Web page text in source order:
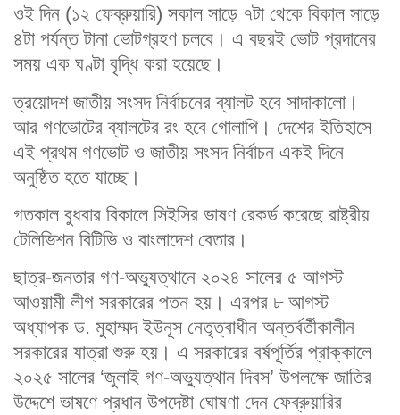
ওই দিন (১২ ফেব্রুয়ারি) সকাল সাড়ে ৭টা থেকে বিকাল সাড়ে
৪টা পর্যন্ত টানা ভোটগ্রহণ চলবে। এ বছরই ভোট প্রদানের
সময় এক ঘণ্টা বৃদ্ধি করা হয়েছে।
ত্রয়োদশ জাতীয় সংসদ নির্বাচনের ব্যালট হবে সাদাকালো।
আর গণভোটের ব্যালটের রং হবে গোলাপি। দেশের ইতিহাসে
এই প্রথম গণভোট ও জাতীয় সংসদ নির্বাচন একই দিনে
অনুষ্ঠিত হতে যাচ্ছে।
গতকাল বুধবার বিকালে সিইসির ভাষণ রেকর্ড করেছে রাষ্ট্রীয়
টেলিভিশন বিটিভি ও বাংলাদেশ বেতার।
ছাত্র-জনতার গণ-অভ্যুত্থানে ২০২৪ সালের ৫ আগস্ট
আওয়ামী লীগ সরকারের পতন হয়। এরপর ৮ আগস্ট
অধ্যাপক ড. মুহাম্মদ ইউনূস নেতৃত্বাধীন অন্তর্বর্তীকালীন
সরকারের যাত্রা শুরু হয়। এ সরকারের বর্ষপূর্তির প্রাক্কালে
২০২৫ সালের ‘জুলাই গণ-অভ্যুত্থান দিবস’ উপলক্ষে জাতির
উদ্দেশে ভাষণে প্রধান উপদেষ্টা ঘোষণা দেন ফেব্রুয়ারির